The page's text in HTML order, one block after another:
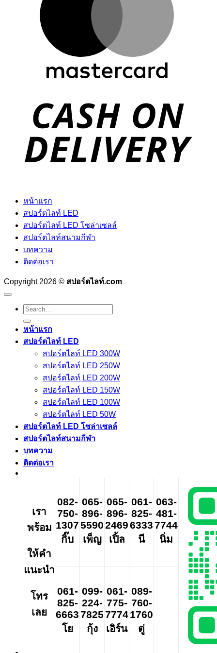
หน้าแรก
สปอร์ตไลท์ LED
สปอร์ตไลท์ LED โซล่าเซลล์
สปอร์ตไลท์สนามกีฬา
บทความ
ติดต่อเรา
Copyright 2026 © สปอร์ตไลท์.com
Search
for:
หน้าแรก
สปอร์ตไลท์ LED
สปอร์ตไลท์ LED 300W
สปอร์ตไลท์ LED 250W
สปอร์ตไลท์ LED 200W
สปอร์ตไลท์ LED 150W
สปอร์ตไลท์ LED 100W
สปอร์ตไลท์ LED 50W
สปอร์ตไลท์ LED โซล่าเซลล์
สปอร์ตไลท์สนามกีฬา
บทความ
ติดต่อเรา
เรา
พร้อม
ให้คำ
แนะนำ
โทร
เลย
082-
750-
1307
กิ๊บ
065-
896-
5590
เพ็ญ
065-
896-
2469
เปิ้ล
061-
825-
6333
นี
063-
481-
7744
นิ่ม
061-
825-
6663
โย
099-
224-
7825
กุ้ง
061-
775-
7774
เอิร์น
089-
760-
1760
ตู่